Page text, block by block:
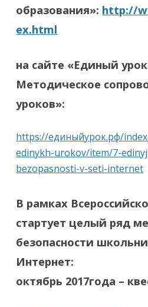
образования»: http://
ex.html
на сайте «Единый
Методическое
уроков»:
https://единыйурок.рф/
edinykh-urokov/item/7-
bezopasnosti-v-seti-internet
В рамках
стартует целый ряд
безопасности
Интернет:
октябрь 2017года –